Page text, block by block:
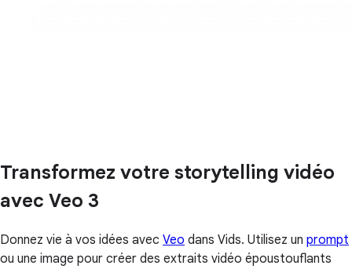
Transformez votre storytelling vidéo
avec Veo 3
Donnez vie à vos idées avec Veo dans Vids. Utilisez un prompt
ou une image pour créer des extraits vidéo époustouflants